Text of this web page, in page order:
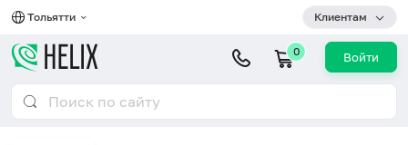
Тольятти Клиентам
0 Войти